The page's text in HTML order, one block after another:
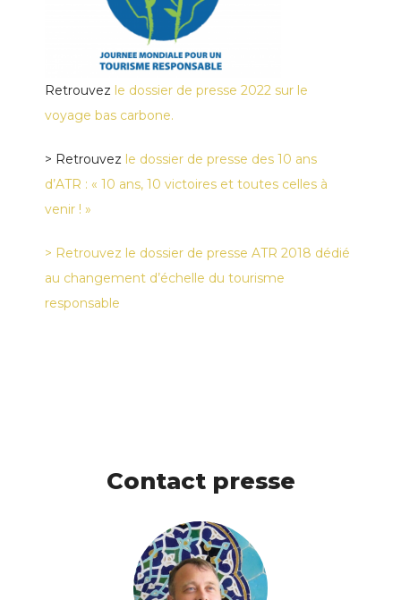
Retrouvez le dossier de presse 2022 sur le
voyage bas carbone.
> Retrouvez le dossier de presse des 10 ans
d’ATR : « 10 ans, 10 victoires et toutes celles à
venir ! »
> Retrouvez le dossier de presse ATR 2018 dédié
au changement d’échelle du tourisme
responsable
Contact presse